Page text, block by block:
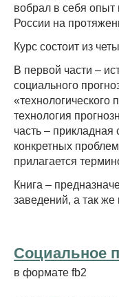
вобрал в себя
России на
Курс состоит из
В первой части –
социального
«технологического
технология
часть –
конкретных
прилагается
Книга –
заведений, а так же
Социальное
в формате fb2